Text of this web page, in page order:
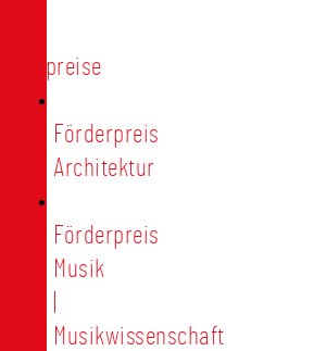
Förderpreis
Architektur
Förderpreis
Musik
Musikwissenschaft